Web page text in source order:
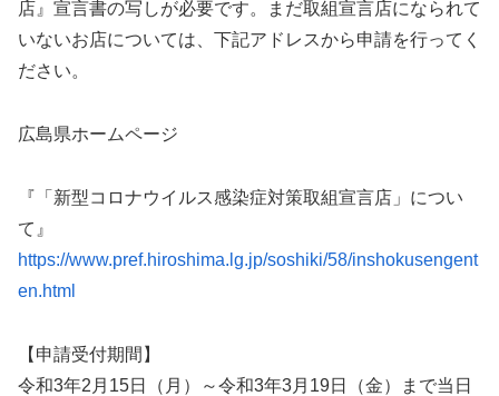
店』宣言書の写しが必要です。まだ取組宣言店になられて
いないお店については、下記アドレスから申請を行ってく
ださい。
広島県ホームページ
『「新型コロナウイルス感染症対策取組宣言店」につい
て』
https://www.pref.hiroshima.lg.jp/soshiki/58/inshokusengent
en.html
【申請受付期間】
令和3年2月15日（月）～令和3年3月19日（金）まで当日